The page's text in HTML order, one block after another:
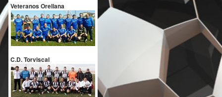
Veteranos Orellana
C.D. Torviscal